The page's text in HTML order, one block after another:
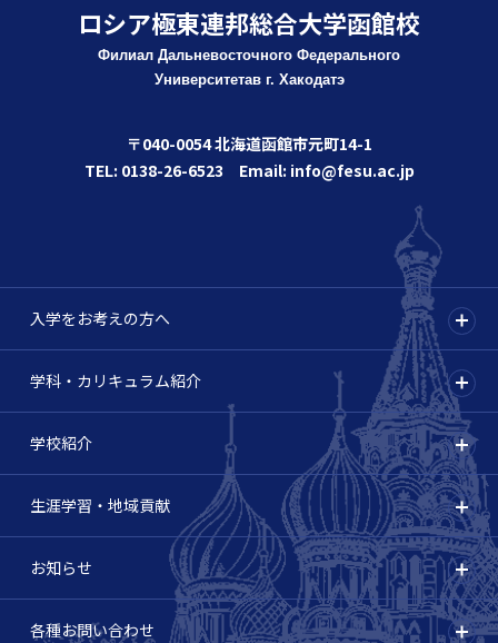
ロシア極東連邦総合大学函館校
Филиал Дальневосточного Федерального
Университетав г. Хакодатэ
〒040-0054 北海道函館市元町14-1
TEL: 0138-26-6523 Email: info@fesu.ac.jp
入学をお考えの方へ
学科・カリキュラム紹介
学校紹介
生涯学習・地域貢献
お知らせ
各種お問い合わせ